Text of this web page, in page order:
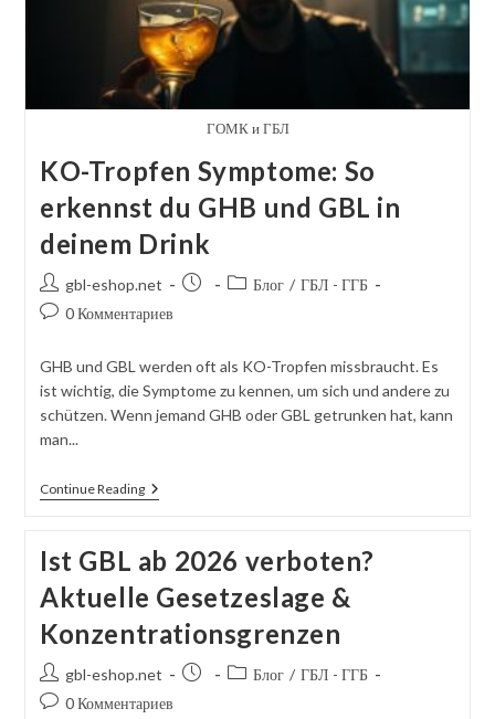
ГОМК и ГБЛ
KO-Tropfen Symptome: So
erkennst du GHB und GBL in
deinem Drink
Автор
сообщения:
gbl-eshop.net
СообщениеКатегория
Блог / ГБЛ - ГГБ
Комментарии
посту:
0 Комментариев
GHB und GBL werden oft als KO-Tropfen missbraucht. Es
ist wichtig, die Symptome zu kennen, um sich und andere zu
schützen. Wenn jemand GHB oder GBL getrunken hat, kann
man...
Continue ReadingKO-
Tropfen
Erkennst
Du
GHB
Und
GBL
In
Deinem
Drink
Ist GBL ab 2026 verboten?
Aktuelle Gesetzeslage &
Konzentrationsgrenzen
Автор
сообщения:
gbl-eshop.net
СообщениеКатегория
Блог / ГБЛ - ГГБ
Комментарии
0 Комментариев